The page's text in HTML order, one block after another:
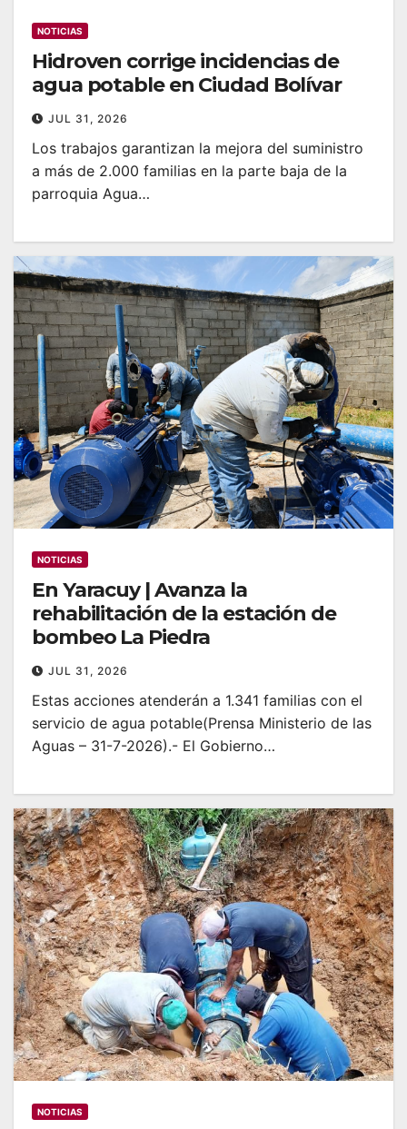
NOTICIAS
Hidroven corrige incidencias de
agua potable en Ciudad Bolívar
JUL 31, 2026
Los trabajos garantizan la mejora del suministro
a más de 2.000 familias en la parte baja de la
parroquia Agua…
NOTICIAS
‎En Yaracuy | Avanza la
rehabilitación de la estación de
bombeo La Piedra
JUL 31, 2026
‎Estas acciones atenderán a 1.341 familias con el
servicio de agua potable‎‎(Prensa Ministerio de las
Aguas – 31-7-2026).- El Gobierno…
NOTICIAS